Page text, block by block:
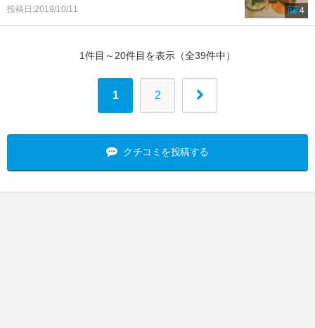
投稿日:2019/10/11
4
1件目～20件目を表示（全39件中）
1 2
クチコミを投稿する